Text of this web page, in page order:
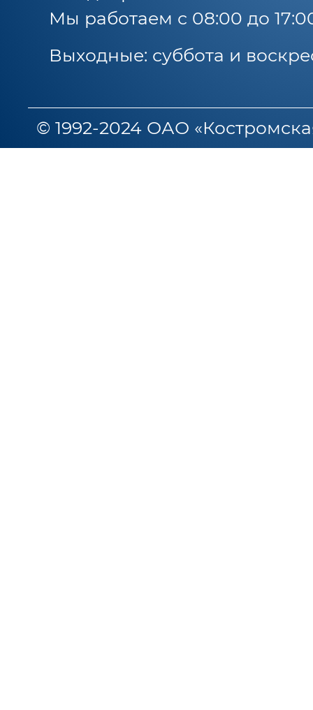
Мы работаем с 08:00 до
Выходные: суббота и
© 1992-2024 ОАО